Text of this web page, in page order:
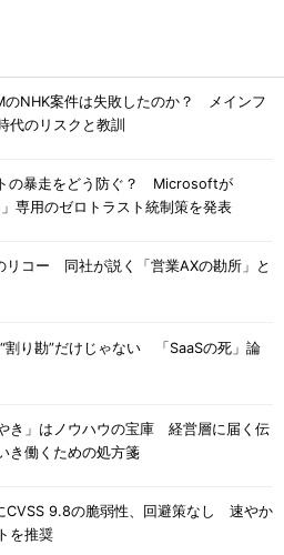
のNHK案件は失敗したのか？ メインフ
代のリスクと教訓
の暴走をどう防ぐ？ Microsoftが
」専用のゼロトラスト統制策を発表
リコー 同社が説く「営業AXの勘所」と
割り勘”だけじゃない 「SaaSの死」論
き」はノウハウの宝庫 経営層に届く伝
き働くための処方箋
CVSS 9.8の脆弱性、回避策なし 速やか
を推奨